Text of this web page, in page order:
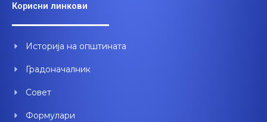
b
o
k
u
b
e
d
n
Корисни линкови
Историја на општината
Градоначалник
Совет
Формулари